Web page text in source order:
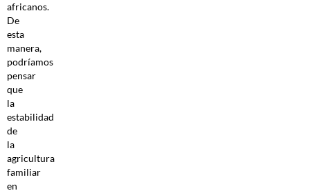
africanos.
De
esta
manera,
podríamos
pensar
que
la
estabilidad
de
la
agricultura
familiar
en